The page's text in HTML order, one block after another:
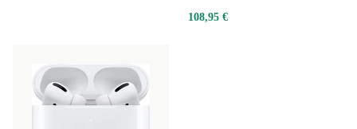
108,95 €